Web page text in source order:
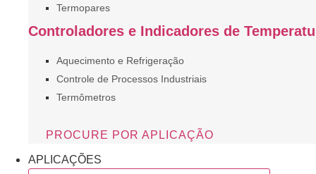
Termopares
Controladores e Indicadores de
Aquecimento e Refrigeração
Controle de Processos Industriais
Termômetros
PROCURE POR APLICAÇÃO
APLICAÇÕES